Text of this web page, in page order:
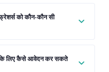
को कौन-कौन सी
के लिए कैसे आवेदन कर सकते